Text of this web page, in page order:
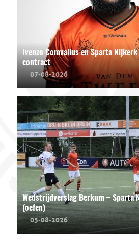
Ivenzo Comvalius en Sparta
contract
07-08-2026
Wedstrijdverslag Berkum – Sparta
(oefen)
05-08-2026